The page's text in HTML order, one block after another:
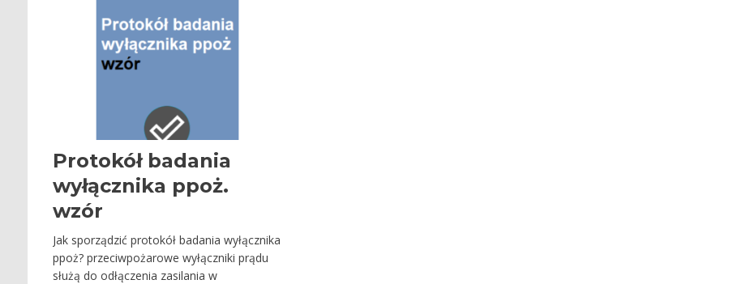
Protokół badania
wyłącznika ppoż.
wzór
Jak sporządzić protokół badania wyłącznika
ppoż? przeciwpożarowe wyłączniki prądu
służą do odłączenia zasilania w